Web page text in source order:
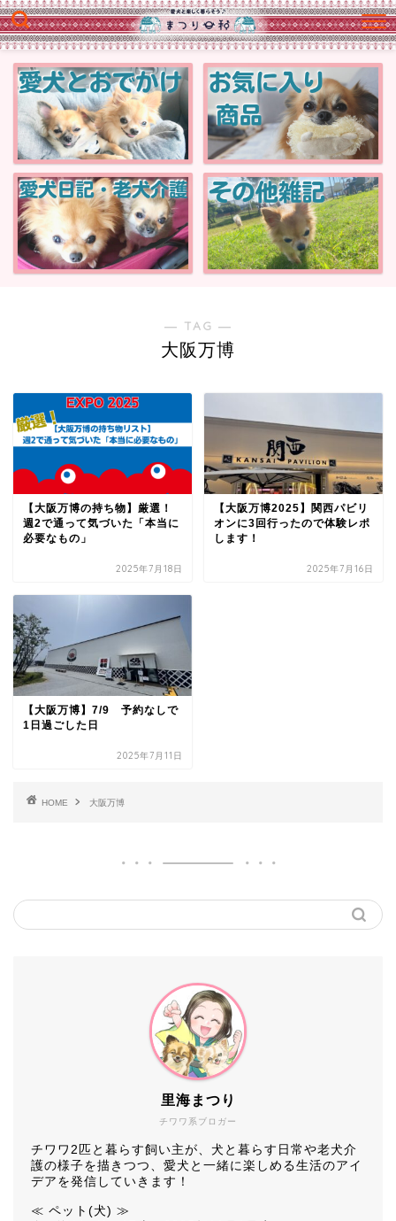
― TAG ―
大阪万博
【大阪万博の持ち物】厳選！
週2で通って気づいた「本当に
必要なもの」
2025年7月18日
【大阪万博2025】関西パビリ
オンに3回行ったので体験レポ
します！
2025年7月16日
【大阪万博】7/9 予約なしで
1日過ごした日
2025年7月11日
HOME 大阪万博
チワワ系ブロガー
里海まつり
チワワ2匹と暮らす飼い主が、犬と暮らす日常や老犬介
護の様子を描きつつ、愛犬と一緒に楽しめる生活のアイ
デアを発信していきます！
≪ ペット(犬) ≫